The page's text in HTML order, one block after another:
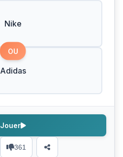
Nike
OU
Adidas
361
Jouer